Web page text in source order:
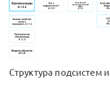
Структура подсистем